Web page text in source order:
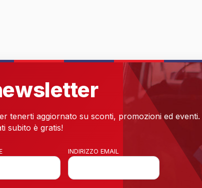
tenerti aggiornato su sconti, promozioni ed eventi.
subito è gratis!
INDIRIZZO EMAIL